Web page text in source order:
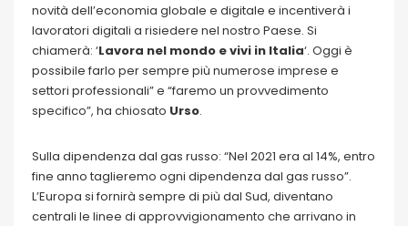
novità dell’economia globale e digitale e incentiverà i
lavoratori digitali a risiedere nel nostro Paese. Si
chiamerà: ‘Lavora nel mondo e vivi in Italia‘. Oggi è
possibile farlo per sempre più numerose imprese e
settori professionali” e “faremo un provvedimento
specifico”, ha chiosato Urso.
Sulla dipendenza dal gas russo: “Nel 2021 era al 14%, entro
fine anno taglieremo ogni dipendenza dal gas russo”.
L’Europa si fornirà sempre di più dal Sud, diventano
centrali le linee di approvvigionamento che arrivano in